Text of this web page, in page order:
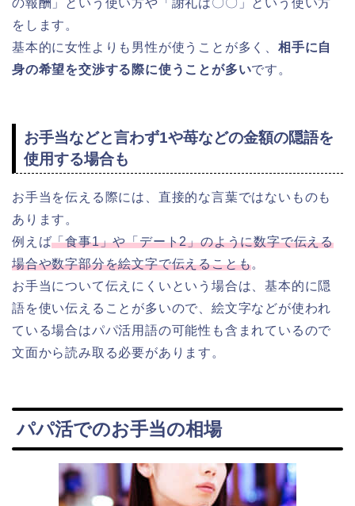
の報酬」という使い方や「謝礼は〇〇」という使い方
をします。
基本的に女性よりも男性が使うことが多く、 相手に自
身の希望を交渉する際に使うことが多いです。
お手当などと言わず1や苺などの金額の隠語を
使用する場合も
お手当を伝える際には、直接的な言葉ではないものも
あります。
例えば「食事1」や「デート2」のように数字で伝える
場合や数字部分を絵文字で伝えることも。
お手当について伝えにくいという場合は、基本的に隠
語を使い伝えることが多いので、絵文字などが使われ
ている場合はパパ活用語の可能性も含まれているので
文面から読み取る必要があります。
パパ活でのお手当の相場